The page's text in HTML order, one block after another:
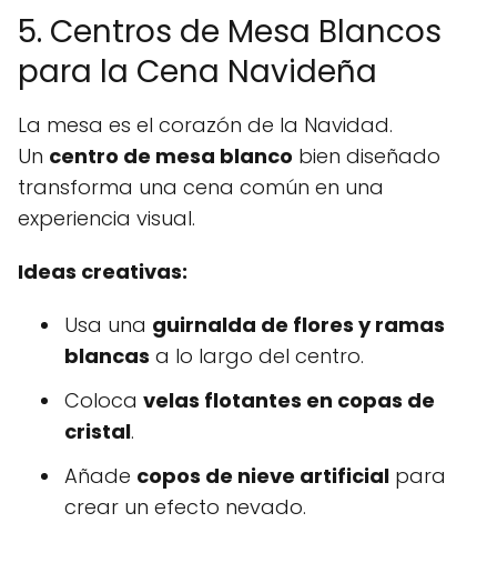
5. Centros de Mesa Blancos
para la Cena Navideña
La mesa es el corazón de la Navidad.
Un centro de mesa blanco bien diseñado
transforma una cena común en una
experiencia visual.
Ideas creativas:
Usa una guirnalda de flores y ramas
blancas a lo largo del centro.
Coloca velas flotantes en copas de
cristal.
Añade copos de nieve artificial para
crear un efecto nevado.